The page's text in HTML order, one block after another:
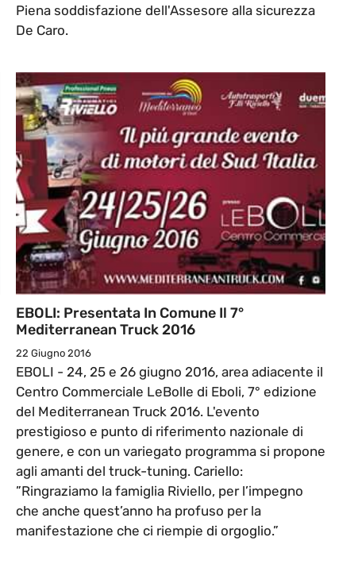
Piena soddisfazione dell'Assesore alla sicurezza
De Caro.
EBOLI: Presentata In Comune Il 7°
Mediterranean Truck 2016
22 Giugno 2016
EBOLI - 24, 25 e 26 giugno 2016, area adiacente il
Centro Commerciale LeBolle di Eboli, 7° edizione
del Mediterranean Truck 2016. L'evento
prestigioso e punto di riferimento nazionale di
genere, e con un variegato programma si propone
agli amanti del truck-tuning. Cariello:
”Ringraziamo la famiglia Riviello, per l’impegno
che anche quest’anno ha profuso per la
manifestazione che ci riempie di orgoglio.”